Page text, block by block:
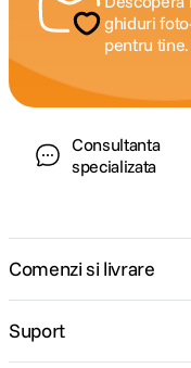
ghiduri
pentru tine.
Consultanta
specializata
Comenzi si livrare
Suport